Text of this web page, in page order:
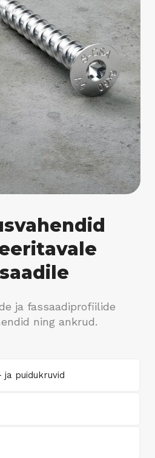
ja fassaadiprofiilide
ning ankrud.
ja puidukruvid